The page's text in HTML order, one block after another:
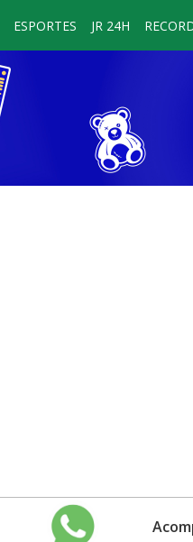
ESPORTES JR 24H